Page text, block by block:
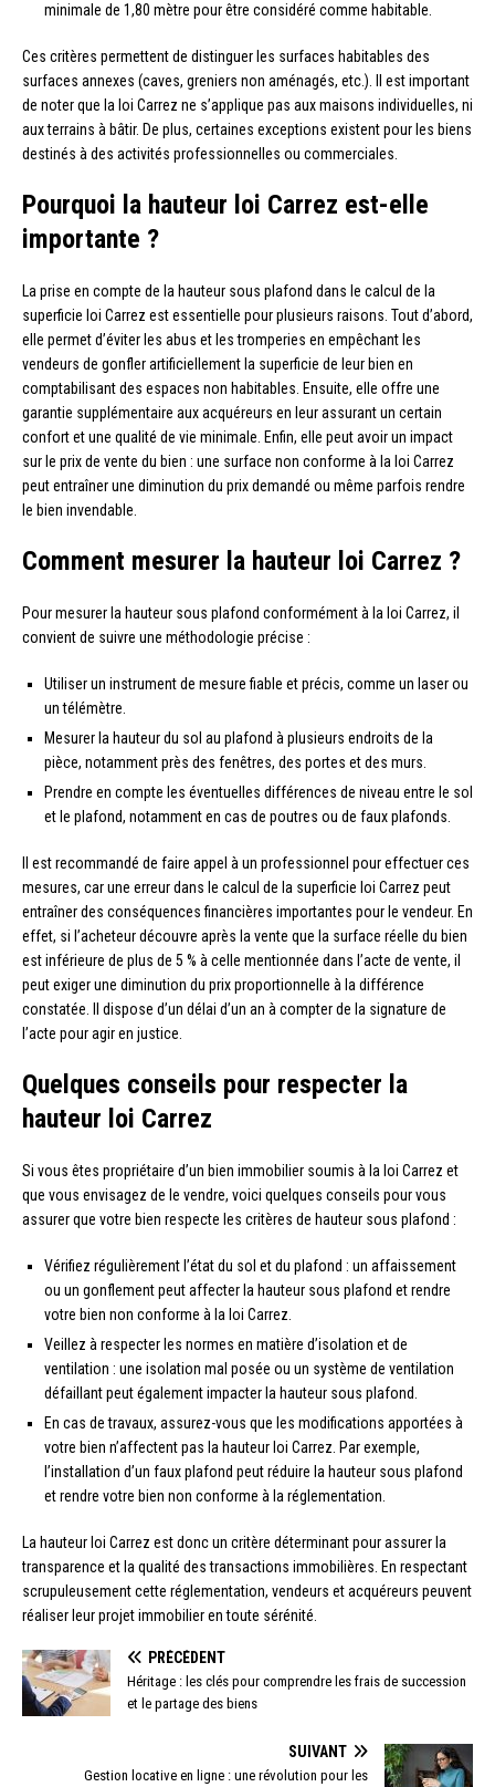
minimale de 1,80 mètre pour être considéré comme habitable.
Ces critères permettent de distinguer les surfaces habitables des
surfaces annexes (caves, greniers non aménagés, etc.). Il est important
de noter que la loi Carrez ne s’applique pas aux maisons individuelles, ni
aux terrains à bâtir. De plus, certaines exceptions existent pour les biens
destinés à des activités professionnelles ou commerciales.
Pourquoi la hauteur loi Carrez est-elle
importante ?
La prise en compte de la hauteur sous plafond dans le calcul de la
superficie loi Carrez est essentielle pour plusieurs raisons. Tout d’abord,
elle permet d’éviter les abus et les tromperies en empêchant les
vendeurs de gonfler artificiellement la superficie de leur bien en
comptabilisant des espaces non habitables. Ensuite, elle offre une
garantie supplémentaire aux acquéreurs en leur assurant un certain
confort et une qualité de vie minimale. Enfin, elle peut avoir un impact
sur le prix de vente du bien : une surface non conforme à la loi Carrez
peut entraîner une diminution du prix demandé ou même parfois rendre
le bien invendable.
Comment mesurer la hauteur loi Carrez ?
Pour mesurer la hauteur sous plafond conformément à la loi Carrez, il
convient de suivre une méthodologie précise :
Utiliser un instrument de mesure fiable et précis, comme un laser ou
un télémètre.
Mesurer la hauteur du sol au plafond à plusieurs endroits de la
pièce, notamment près des fenêtres, des portes et des murs.
Prendre en compte les éventuelles différences de niveau entre le sol
et le plafond, notamment en cas de poutres ou de faux plafonds.
Il est recommandé de faire appel à un professionnel pour effectuer ces
mesures, car une erreur dans le calcul de la superficie loi Carrez peut
entraîner des conséquences financières importantes pour le vendeur. En
effet, si l’acheteur découvre après la vente que la surface réelle du bien
est inférieure de plus de 5 % à celle mentionnée dans l’acte de vente, il
peut exiger une diminution du prix proportionnelle à la différence
constatée. Il dispose d’un délai d’un an à compter de la signature de
l’acte pour agir en justice.
Quelques conseils pour respecter la
hauteur loi Carrez
Si vous êtes propriétaire d’un bien immobilier soumis à la loi Carrez et
que vous envisagez de le vendre, voici quelques conseils pour vous
assurer que votre bien respecte les critères de hauteur sous plafond :
Vérifiez régulièrement l’état du sol et du plafond : un affaissement
ou un gonflement peut affecter la hauteur sous plafond et rendre
votre bien non conforme à la loi Carrez.
Veillez à respecter les normes en matière d’isolation et de
ventilation : une isolation mal posée ou un système de ventilation
défaillant peut également impacter la hauteur sous plafond.
En cas de travaux, assurez-vous que les modifications apportées à
votre bien n’affectent pas la hauteur loi Carrez. Par exemple,
l’installation d’un faux plafond peut réduire la hauteur sous plafond
et rendre votre bien non conforme à la réglementation.
La hauteur loi Carrez est donc un critère déterminant pour assurer la
transparence et la qualité des transactions immobilières. En respectant
scrupuleusement cette réglementation, vendeurs et acquéreurs peuvent
réaliser leur projet immobilier en toute sérénité.
PRÉCÉDENT
Héritage : les clés pour comprendre les frais de succession
et le partage des biens
SUIVANT
Gestion locative en ligne : une révolution pour les